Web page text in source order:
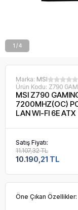
1 / 4
Marka: MSI
Ürün Kodu: Z790
MSI Z790
7200MHZ(OC)
LAN WI-FI 6E ATX
Satış Fiyatı:
10.190,21 TL
11.107,32 TL
Öne Çıkan Özellikler: